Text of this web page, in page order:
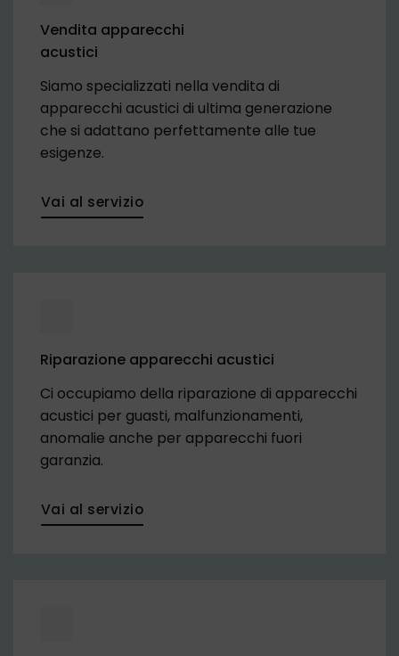
Vendita apparecchi
acustici
Siamo specializzati nella vendita di
apparecchi acustici di ultima generazione
che si adattano perfettamente alle tue
esigenze.
Vai al servizio
Riparazione apparecchi acustici
Ci occupiamo della riparazione di apparecchi
acustici per guasti, malfunzionamenti,
anomalie anche per apparecchi fuori
garanzia.
Vai al servizio